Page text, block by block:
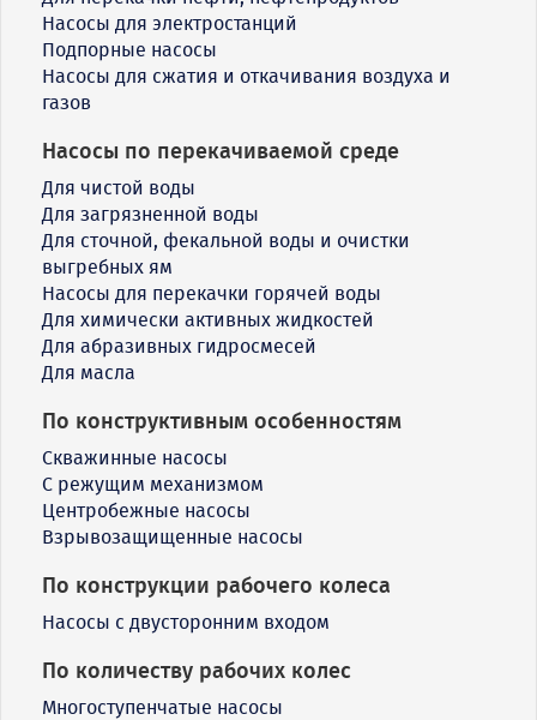
Насосы для электростанций
Подпорные насосы
Насосы для сжатия и откачивания воздуха и
газов
Насосы по перекачиваемой среде
Для чистой воды
Для загрязненной воды
Для сточной, фекальной воды и очистки
выгребных ям
Насосы для перекачки горячей воды
Для химически активных жидкостей
Для абразивных гидросмесей
Для масла
По конструктивным особенностям
Скважинные насосы
С режущим механизмом
Центробежные насосы
Взрывозащищенные насосы
По конструкции рабочего колеса
Насосы с двусторонним входом
По количеству рабочих колес
Многоступенчатые насосы